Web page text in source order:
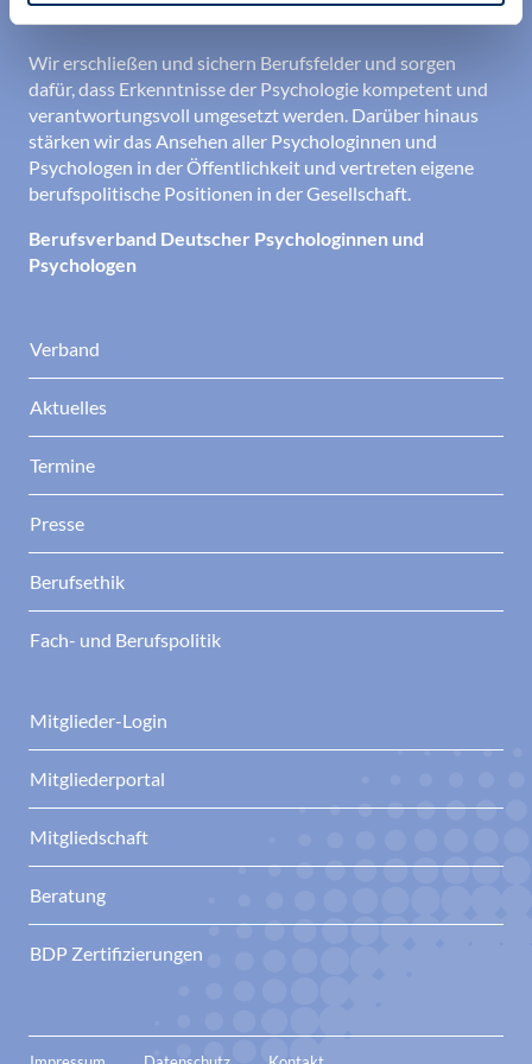
den Berufsalltag.
Wir erschließen und sichern Berufsfelder und sorgen
dafür, dass Erkenntnisse der Psychologie kompetent und
verantwortungsvoll umgesetzt werden. Darüber hinaus
stärken wir das Ansehen aller Psychologinnen und
Psychologen in der Öffentlichkeit und vertreten eigene
berufspolitische Positionen in der Gesellschaft.
Berufsverband Deutscher Psychologinnen und
Psychologen
Verband
Aktuelles
Termine
Presse
Berufsethik
Fach- und Berufspolitik
Mitglieder-Login
Mitgliederportal
Mitgliedschaft
Beratung
BDP Zertifizierungen